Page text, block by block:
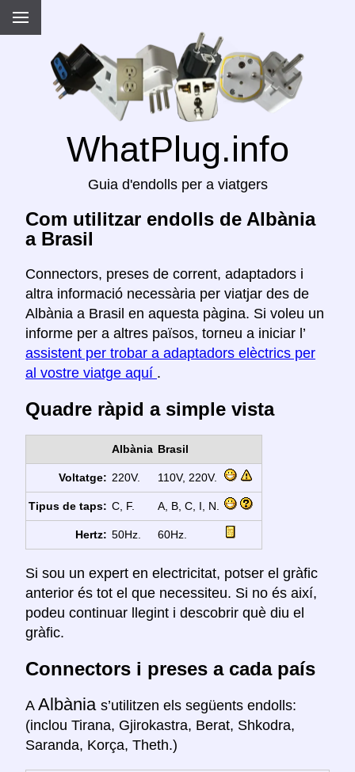
WhatPlug.info
Guia d'endolls per a viatgers
Com utilitzar endolls de Albània
a Brasil
Connectors, preses de corrent, adaptadors i
altra informació necessària per viatjar des de
Albània a Brasil en aquesta pàgina. Si voleu un
informe per a altres països, torneu a iniciar l’
assistent per trobar a adaptadors elèctrics per
al vostre viatge aquí .
Quadre ràpid a simple vista
Albània Brasil
Voltatge: 220V. 110V, 220V.
Tipus de taps: C, F. A, B, C, I, N.
Hertz: 50Hz. 60Hz.
Si sou un expert en electricitat, potser el gràfic
anterior és tot el que necessiteu. Si no és així,
podeu continuar llegint i descobrir què diu el
gràfic.
Connectors i preses a cada país
A Albània s’utilitzen els següents endolls:
(inclou Tirana, Gjirokastra, Berat, Shkodra,
Saranda, Korça, Theth.)